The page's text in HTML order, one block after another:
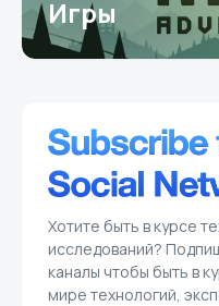
Игры
Хотите быть в курсе
исследований?
каналы чтобы быть в
мире технологий,